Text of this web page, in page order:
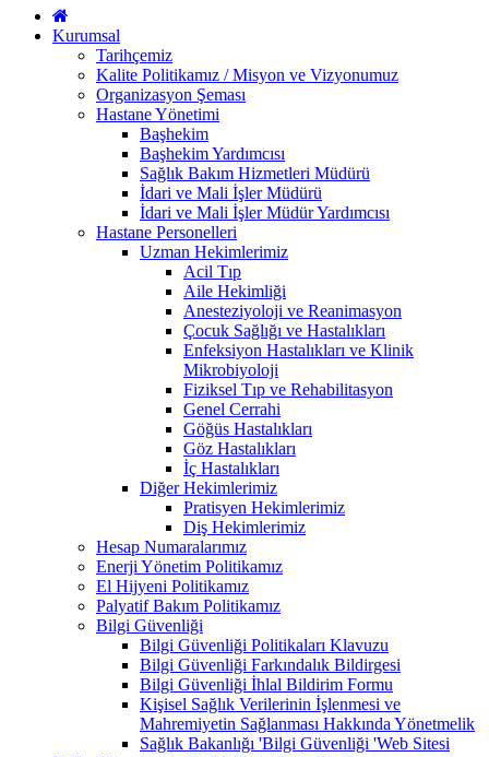
Kurumsal
Tarihçemiz
Kalite Politikamız / Misyon ve Vizyonumuz
Organizasyon Şeması
Hastane Yönetimi
Başhekim
Başhekim Yardımcısı
Sağlık Bakım Hizmetleri Müdürü
İdari ve Mali İşler Müdürü
İdari ve Mali İşler Müdür Yardımcısı
Hastane Personelleri
Uzman Hekimlerimiz
Acil Tıp
Aile Hekimliği
Anesteziyoloji ve Reanimasyon
Çocuk Sağlığı ve Hastalıkları
Enfeksiyon Hastalıkları ve Klinik
Mikrobiyoloji
Fiziksel Tıp ve Rehabilitasyon
Genel Cerrahi
Göğüs Hastalıkları
Göz Hastalıkları
İç Hastalıkları
Diğer Hekimlerimiz
Pratisyen Hekimlerimiz
Diş Hekimlerimiz
Hesap Numaralarımız
Enerji Yönetim Politikamız
El Hijyeni Politikamız
Palyatif Bakım Politikamız
Bilgi Güvenliği
Bilgi Güvenliği Politikaları Klavuzu
Bilgi Güvenliği Farkındalık Bildirgesi
Bilgi Güvenliği İhlal Bildirim Formu
Kişisel Sağlık Verilerinin İşlenmesi ve
Mahremiyetin Sağlanması Hakkında Yönetmelik
Sağlık Bakanlığı 'Bilgi Güvenliği 'Web Sitesi